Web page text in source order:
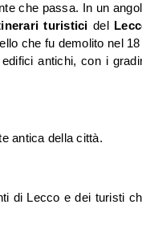
che passa. In un
turistici del
che fu demolito nel 18
antichi, con i
antica della città.
di Lecco e dei turisti